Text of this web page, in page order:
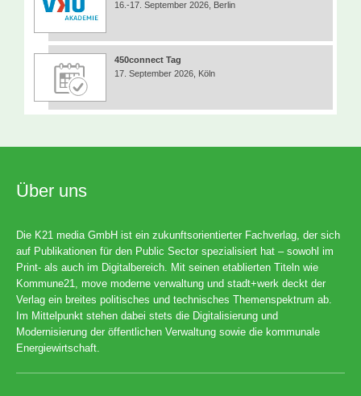
16.-17. September 2026, Berlin
450connect Tag
17. September 2026, Köln
Über uns
Die K21 media GmbH ist ein zukunftsorientierter Fachverlag, der sich
auf Publikationen für den Public Sector spezialisiert hat – sowohl im
Print- als auch im Digitalbereich. Mit seinen etablierten Titeln wie
Kommune21, move moderne verwaltung und stadt+werk deckt der
Verlag ein breites politisches und technisches Themenspektrum ab.
Im Mittelpunkt stehen dabei stets die Digitalisierung und
Modernisierung der öffentlichen Verwaltung sowie die kommunale
Energiewirtschaft.